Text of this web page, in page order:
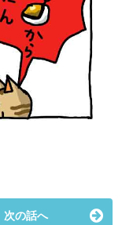
次の話へ